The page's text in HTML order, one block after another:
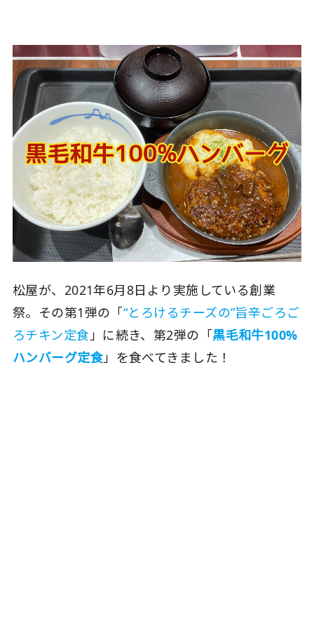
松屋が、2021年6月8日より実施している創業
祭。その第1弾の「“とろけるチーズの”旨辛ごろご
ろチキン定食」に続き、第2弾の「黒毛和牛100%
ハンバーグ定食」を食べてきました！